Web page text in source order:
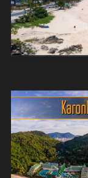
für sein blendend
Sandufer und
t...
Patong
Patong Beach der
bekannteste,
und belebteste
Phuket, Thailand.
der westlichen